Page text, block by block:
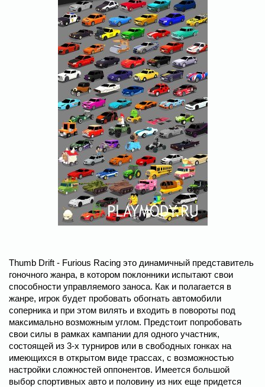
Thumb Drift - Furious Racing это динамичный представитель
гоночного жанра, в котором поклонники испытают свои
способности управляемого заноса. Как и полагается в
жанре, игрок будет пробовать обогнать автомобили
соперника и при этом вилять и входить в повороты под
максимально возможным углом. Предстоит попробовать
свои силы в рамках кампании для одного участник,
состоящей из 3-х турниров или в свободных гонках на
имеющихся в открытом виде трассах, с возможностью
настройки сложностей оппонентов. Имеется большой
выбор спортивных авто и половину из них еще придется